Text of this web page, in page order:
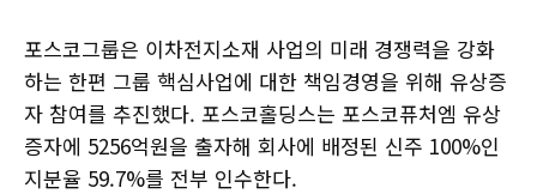
포스코그룹은 이차전지소재 사업의 미래 경쟁력을 강화
하는 한편 그룹 핵심사업에 대한 책임경영을 위해 유상증
자 참여를 추진했다. 포스코홀딩스는 포스코퓨처엠 유상
증자에 5256억원을 출자해 회사에 배정된 신주 100%인
지분율 59.7%를 전부 인수한다.